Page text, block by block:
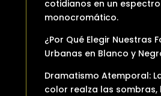
cotidianos en un espectro
monocromático.
¿Por Qué Elegir Nuestras
Urbanas en Blanco y
Dramatismo Atemporal:
color realza las